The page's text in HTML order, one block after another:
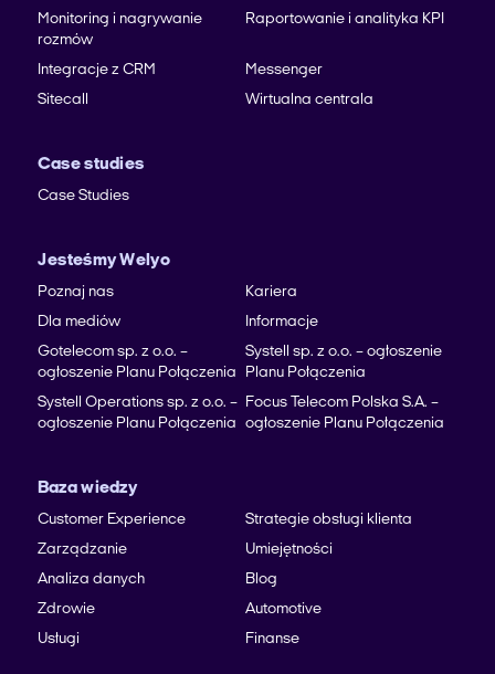
Monitoring i nagrywanie
rozmów
Raportowanie i analityka KPI
Integracje z CRM
Messenger
Sitecall
Wirtualna centrala
Case studies
Case Studies
Jesteśmy Welyo
Poznaj nas
Kariera
Dla mediów
Informacje
Gotelecom sp. z o.o. –
ogłoszenie Planu Połączenia
Systell sp. z o.o. – ogłoszenie
Planu Połączenia
Systell Operations sp. z o.o. –
ogłoszenie Planu Połączenia
Focus Telecom Polska S.A. –
ogłoszenie Planu Połączenia
Baza wiedzy
Customer Experience
Strategie obsługi klienta
Zarządzanie
Umiejętności
Analiza danych
Blog
Zdrowie
Automotive
Usługi
Finanse